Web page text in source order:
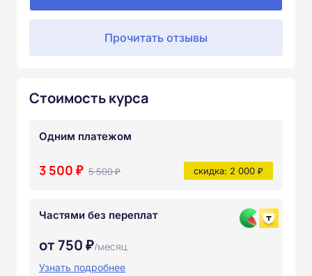
Прочитать отзывы
Стоимость курса
Одним платежом
3 500 ₽ 5 500 ₽ скидка: 2 000 ₽
Частями без переплат
от 750 ₽/месяц
Узнать подробнее